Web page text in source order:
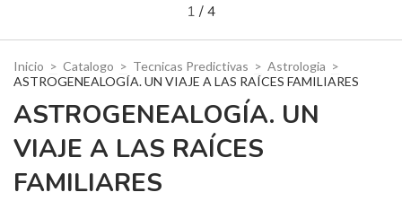
1 /4
Inicio > Catalogo > Tecnicas Predictivas > Astrologia >
ASTROGENEALOGÍA. UN VIAJE A LAS RAÍCES FAMILIARES
ASTROGENEALOGÍA. UN
VIAJE A LAS RAÍCES
FAMILIARES